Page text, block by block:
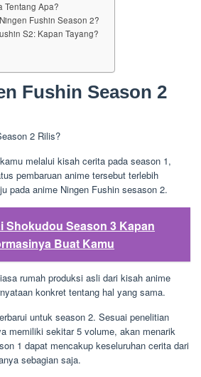
Tentang Apa?
Fushin Season 2?
S2: Kapan Tayang?
Fushin Season 2
melalui kisah cerita pada season 1,
pembaruan anime tersebut terlebih
pada anime Ningen Fushin sesason 2.
Shokudou Season 3 Kapan
Buat Kamu
rumah produksi asli dari kisah anime
konkret tentang hal yang sama.
untuk season 2. Sesuai penelitian
memiliki sekitar 5 volume, akan menarik
1 dapat mencakup keseluruhan cerita dari
sebagian saja.